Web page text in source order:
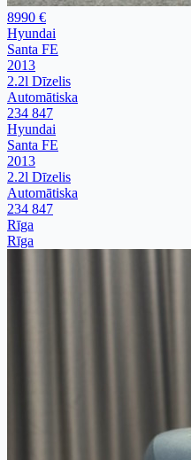
8990 €
Hyundai
Santa FE
2013
2.2l Dīzelis
Automātiska
234 847
Hyundai
Santa FE
2013
2.2l Dīzelis
Automātiska
234 847
Rīga
Rīga